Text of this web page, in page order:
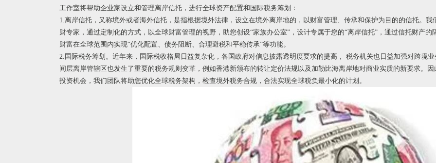
工作室将帮助企业家设立和管理离岸信托，进行全球资产配置和国际税务筹划：
1.离岸信托，又称境外或者海外信托，是指根据境外法律，设立在境外离岸地的，以财富管理、传承和保护为目的的信托。
财专家，通过定制化的方式，以全球财富管理的视野，助您创设“家族办公室”，设计专属于您的“离岸信托”，通过信托财产
财富在全球范围内实现“优化配置、债务阻断、合理避税和平稳传承”等功能。
2.国际税务筹划。近年来，国际税收格局日益复杂化，各国政府对信息披露透明度要求的提高， 税务机关也日益加强对跨境
间层离岸管辖区也发生了重要的税务规则变革，例如香港新颁布的转让定价法规以及加勒比海离岸地对商业实质的新要求。
投资机会，我们团队将助您优化全球税务架构，检查境外税务合规，合法实现全球税负最小化的计划。